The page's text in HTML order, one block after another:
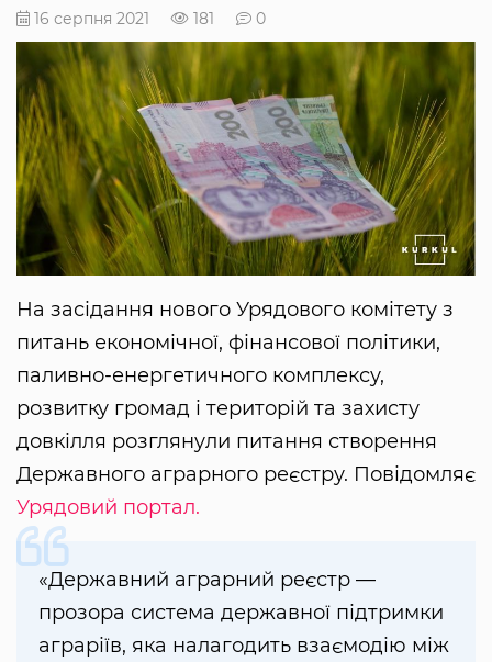
16 серпня 2021 181 0
На засідання нового Урядового комітету з
питань економічної, фінансової політики,
паливно-енергетичного комплексу,
розвитку громад і територій та захисту
довкілля розглянули питання створення
Державного аграрного реєстру. Повідомляє
Урядовий портал.
«Державний аграрний реєстр —
прозора система державної підтримки
аграріїв, яка налагодить взаємодію між